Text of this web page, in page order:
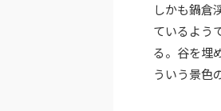
しかも鍋倉
ているよう
る。谷を埋
ういう景色